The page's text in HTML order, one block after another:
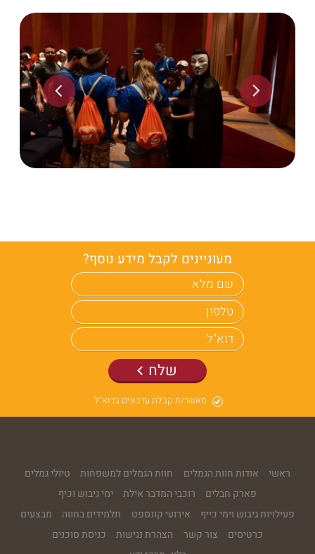
מעוניינים לקבל מידע נוסף?
מאשר/ת קבלת עדכונים בדוא"ל
שלח
ראשי אודות חוות הגמלים חוות הגמלים למשפחות
טיולי גמלים
פארק חבלים
רוכבי המדבר אילת
ימי גיבוש וכיף
פעילויות גיבוש וימי כייף
אירועי קונספט תלמידים בחווה
מבצעים
כרטיסים
צור קשר הצהרת נגישות
כניסת סוכנים